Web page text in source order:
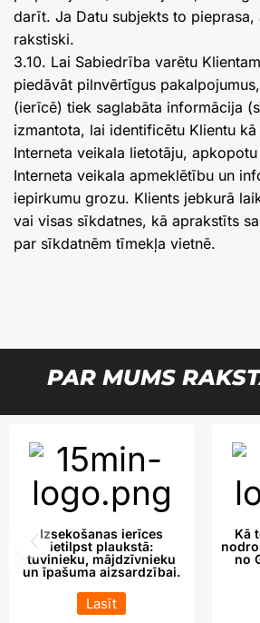
darīt. Ja Datu subjekts to pieprasa,
rakstiski.
3.10. Lai Sabiedrība varētu
piedāvāt pilnvērtīgus
(ierīcē) tiek saglabāta informācija
izmantota, lai identificētu Klientu
Interneta veikala lietotāju,
Interneta veikala apmeklētību un
iepirkumu grozu. Klients jebkurā
vai visas sīkdatnes, kā aprakstīts
par sīkdatnēm tīmekļa vietnē.
PAR MUMS
Izsekošanas ierīces
ietilpst plaukstā:
tuvinieku, mājdzīvnieku
un īpašuma aizsardzībai.
Lasīt
Kā
no